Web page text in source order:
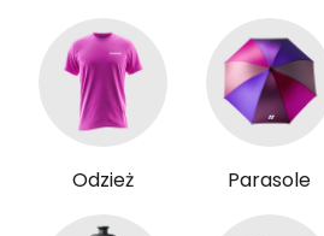
Odzież Parasole